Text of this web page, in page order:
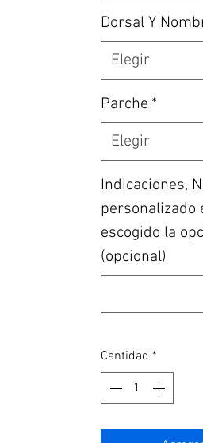
Dorsal Y
Elegir
Parche *
Elegir
Indicaciones,
personalizado
escogido la
(opcional)
Cantidad *